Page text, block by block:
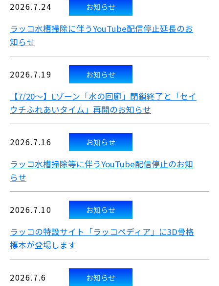
2026.7.24 お知らせ
ラッコ水槽掃除に伴うYouTube配信停止延長のお
知らせ
2026.7.19 お知らせ
【7/20～】Lゾーン「水の回廊」閉鎖終了と「セイ
ウチふれあいタイム」再開のお知らせ
2026.7.16 お知らせ
ラッコ水槽掃除等に伴うYouTube配信停止のお知
らせ
2026.7.10 お知らせ
ラッコの特設サイト「ラッコペディア」に3D骨格
標本が登場します
2026.7.6 お知らせ